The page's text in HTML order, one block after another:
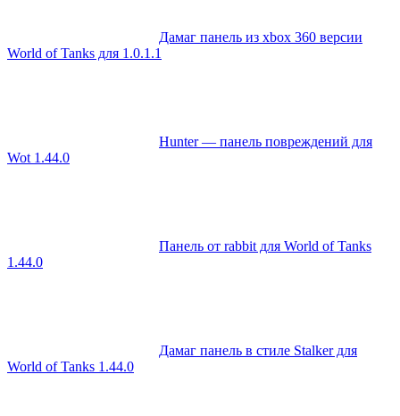
Дамаг панель из xbox 360 версии
World of Tanks для 1.0.1.1
Hunter — панель повреждений для
Wot 1.44.0
Панель от rabbit для World of Tanks
1.44.0
Дамаг панель в стиле Stalker для
World of Tanks 1.44.0